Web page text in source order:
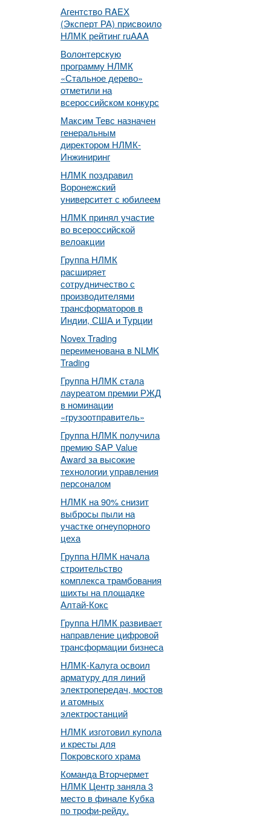
Агентство RAEХ
(Эксперт РА) присвоило
НЛМК рейтинг ruАAA
Волонтерскую
программу НЛМК
«Стальное дерево»
отметили на
всероссийском конкурс
Максим Тевс назначен
генеральным
директором НЛМК-
Инжиниринг
НЛМК поздравил
Воронежский
университет с юбилеем
НЛМК принял участие
во всероссийской
велоакции
Группа НЛМК
расширяет
сотрудничество с
производителями
трансформаторов в
Индии, США и Турции
Novex Trading
переименована в NLMK
Trading
Группа НЛМК стала
лауреатом премии РЖД
в номинации
«грузоотправитель»
Группа НЛМК получила
премию SAP Value
Award за высокие
технологии управления
персоналом
НЛМК на 90% снизит
выбросы пыли на
участке огнеупорного
цеха
Группа НЛМК начала
строительство
комплекса трамбования
шихты на площадке
Алтай-Кокс
Группа НЛМК развивает
направление цифровой
трансформации бизнеса
НЛМК-Калуга освоил
арматуру для линий
электропередач, мостов
и атомных
электростанций
НЛМК изготовил купола
и кресты для
Покровского храма
Команда Вторчермет
НЛМК Центр заняла 3
место в финале Кубка
по трофи-рейду.